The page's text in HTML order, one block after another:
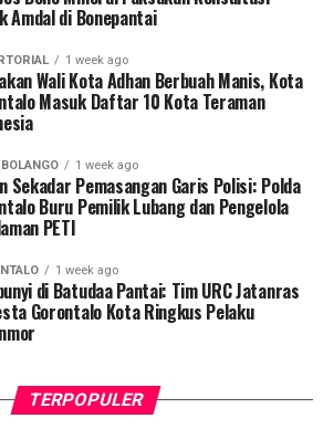
beberapa rumah makan strategis di
Gorontalo Marwan Saleh
perdana di awal pekan ini
pengawasan internal
dan PPPK.
Bapak Wali Kota, razia
ini akan kami gelar secara rutin dan
baik ASN maupun PPPK, yang
di luar instansi saat jam kerja
surat izin tertulis, akan langsung
tertibkan ke Mako Satpol PP Kota
Marwan Saleh.
Amdal di Bonepantai
1 week ago
Wali Kota Adhan Berbuah Manis, Kota
Masuk Daftar 10 Kota Teraman
1 week ago
Sekadar Pemasangan Garis Polisi: Polda
Buru Pemilik Lubang dan Pengelola
PETI
1 week ago
di Batudaa Pantai: Tim URC Jatanras
Gorontalo Kota Ringkus Pelaku
TERPOPULER